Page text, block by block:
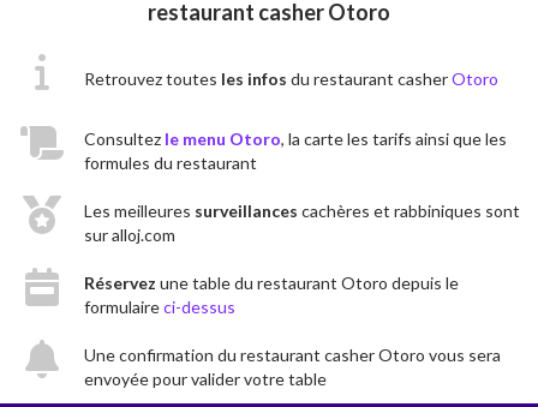
restaurant casher Otoro
Retrouvez toutes les infos du restaurant casherOtoro
Consultez le menu Otoro, la carte les tarifs ainsi que les
formules du restaurant
Les meilleures surveillances cachères et rabbiniques sont
sur alloj.com
Réservez une table du restaurant Otoro depuis le
formulaireci-dessus
Une confirmation du restaurant casher Otoro vous sera
envoyée pour valider votre table